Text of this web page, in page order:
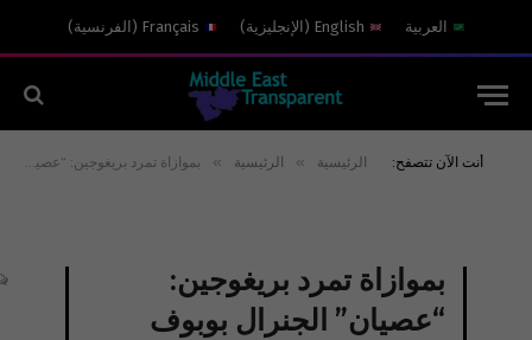
العربية English
( الإنجليزية)
Français
( الفرنسية)
أنت الآن تتصفح: الرئيسية » الرئيسية » بموازاة تمرد بريغوجين: “عصيان” الجنرال بوبوف مستمر رغم إقالته من قيادة المنطقة الجنوبية
بموازاة تمرد بريغوجين:
“عصيان” الجنرال بوبوف